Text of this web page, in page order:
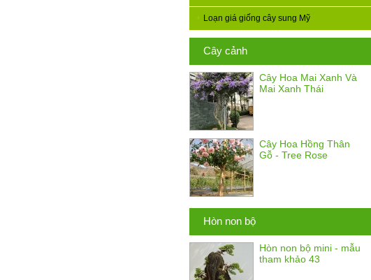
Loạn giá giống cây sung Mỹ
Cây cảnh
Cây Hoa Mai Xanh Và
Mai Xanh Thái
Cây Hoa Hồng Thân
Gỗ - Tree Rose
Hòn non bộ
Hòn non bộ mini - mẫu
tham khảo 43